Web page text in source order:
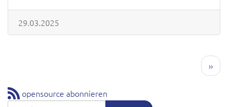
29.03.2025
Seite
››
opensource abonnieren